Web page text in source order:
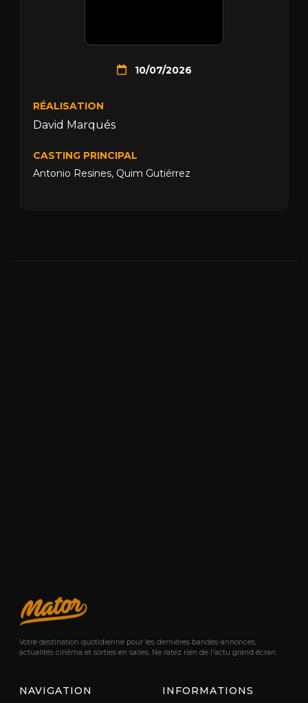
10/07/2026
RÉALISATION
David Marqués
CASTING PRINCIPAL
Antonio Resines, Quim Gutiérrez
Votre destination quotidienne pour les dernières bandes-annonces,
actualités cinéma et sorties en salles. Ne ratez rien de l'actu grand écran.
NAVIGATION INFORMATIONS